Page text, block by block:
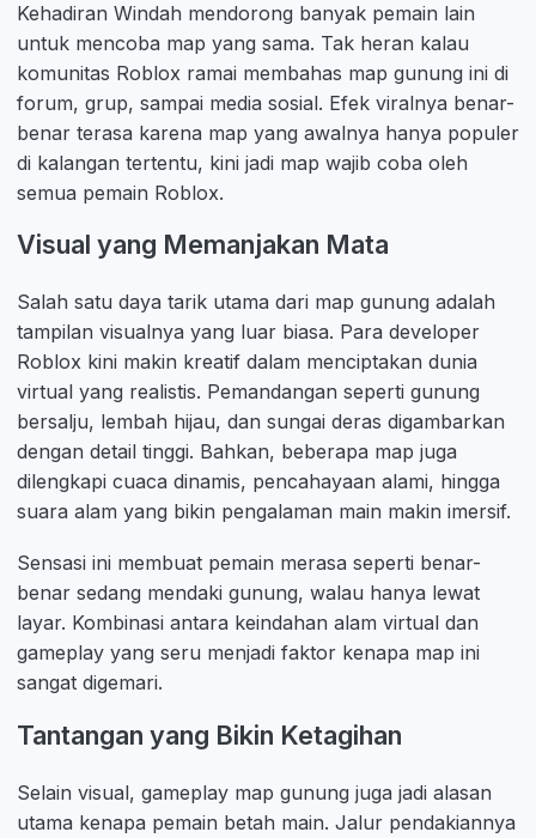
Kehadiran Windah mendorong banyak pemain lain
untuk mencoba map yang sama. Tak heran kalau
komunitas Roblox ramai membahas map gunung ini di
forum, grup, sampai media sosial. Efek viralnya benar-
benar terasa karena map yang awalnya hanya populer
di kalangan tertentu, kini jadi map wajib coba oleh
semua pemain Roblox.
Visual yang Memanjakan Mata
Salah satu daya tarik utama dari map gunung adalah
tampilan visualnya yang luar biasa. Para developer
Roblox kini makin kreatif dalam menciptakan dunia
virtual yang realistis. Pemandangan seperti gunung
bersalju, lembah hijau, dan sungai deras digambarkan
dengan detail tinggi. Bahkan, beberapa map juga
dilengkapi cuaca dinamis, pencahayaan alami, hingga
suara alam yang bikin pengalaman main makin imersif.
Sensasi ini membuat pemain merasa seperti benar-
benar sedang mendaki gunung, walau hanya lewat
layar. Kombinasi antara keindahan alam virtual dan
gameplay yang seru menjadi faktor kenapa map ini
sangat digemari.
Tantangan yang Bikin Ketagihan
Selain visual, gameplay map gunung juga jadi alasan
utama kenapa pemain betah main. Jalur pendakiannya